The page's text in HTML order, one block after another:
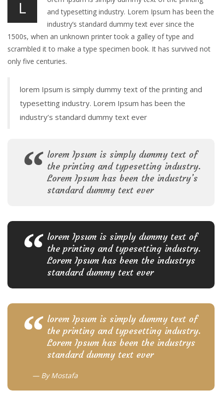
L
and typesetting industry. Lorem Ipsum has been the
industry’s standard dummy text ever since the
1500s, when an unknown printer took a galley of type and
scrambled it to make a type specimen book. It has survived not
only five centuries.
lorem Ipsum is simply dummy text of the printing and
typesetting industry. Lorem Ipsum has been the
industry’s standard dummy text ever
lorem Ipsum is simply dummy text of
the printing and typesetting industry.
Lorem Ipsum has been the industry’s
standard dummy text ever
lorem Ipsum is simply dummy text of
the printing and typesetting industry.
Lorem Ipsum has been the industrys
standard dummy text ever
lorem Ipsum is simply dummy text of
the printing and typesetting industry.
Lorem Ipsum has been the industrys
standard dummy text ever
ByMostafa